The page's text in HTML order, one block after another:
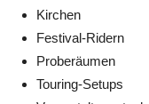
Kirchen
Festival-Ridern
Proberäumen
Touring-Setups